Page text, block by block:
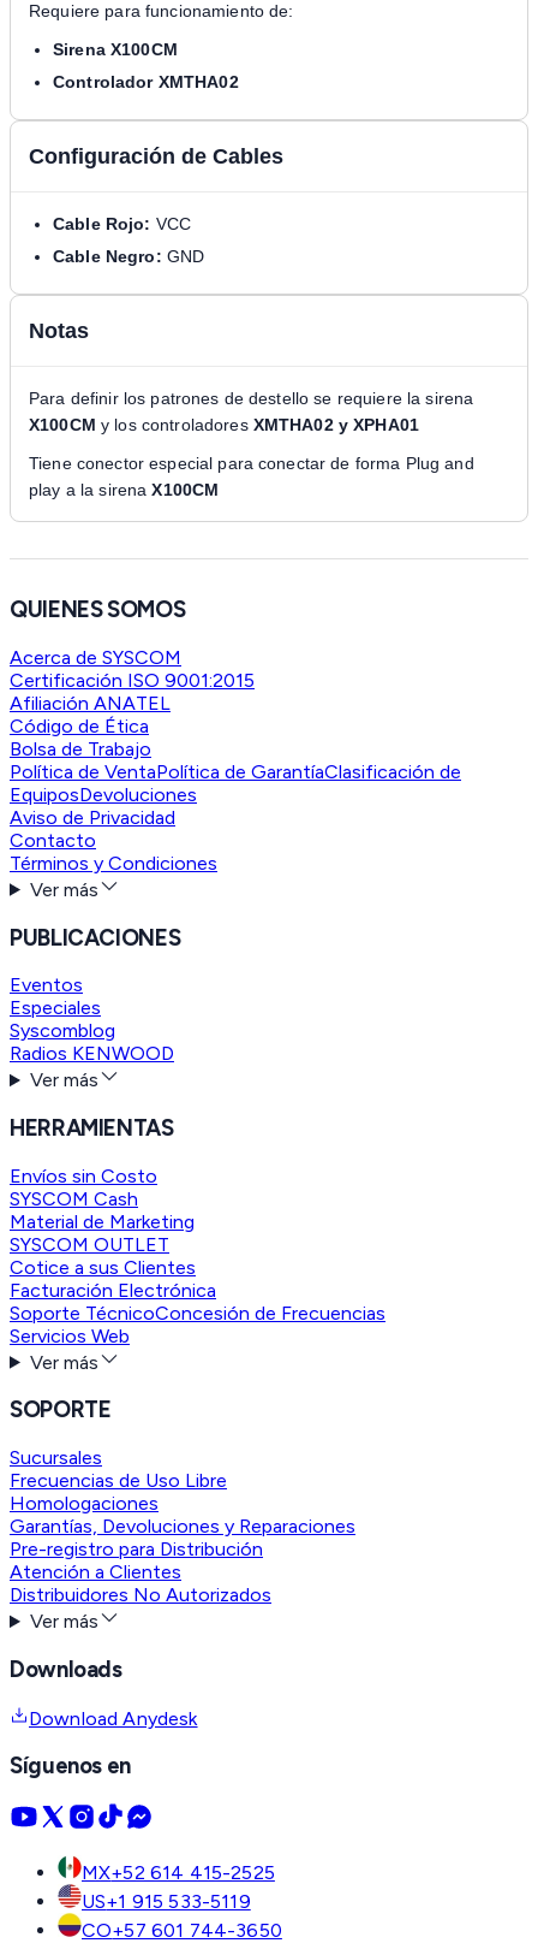
Requiere para funcionamiento de:
Sirena X100CM
Controlador XMTHA02
Configuración de Cables
Cable Rojo: VCC
Cable Negro: GND
Notas
Para definir los patrones de destello se requiere la sirena
X100CM y los controladores XMTHA02 y XPHA01
Tiene conector especial para conectar de forma Plug and
play a la sirenaX100CM
QUIENES SOMOS
Acerca de SYSCOM
Certificación ISO 9001:2015
Afiliación ANATEL
Código de Ética
Bolsa de Trabajo
Política de VentaPolítica de GarantíaClasificación de
EquiposDevoluciones
Aviso de Privacidad
Contacto
Términos y Condiciones
Ver más
PUBLICACIONES
Eventos
Especiales
Syscomblog
Radios KENWOOD
Ver más
HERRAMIENTAS
Envíos sin Costo
SYSCOM Cash
Material de Marketing
SYSCOM OUTLET
Cotice a sus Clientes
Facturación Electrónica
Soporte TécnicoConcesión de Frecuencias
Servicios Web
Ver más
SOPORTE
Sucursales
Frecuencias de Uso Libre
Homologaciones
Garantías, Devoluciones y Reparaciones
Pre-registro para Distribución
Atención a Clientes
Distribuidores No Autorizados
Ver más
Downloads
Download Anydesk
Síguenos en
MX+52 614 415-2525
US+1 915 533-5119
CO+57 601 744-3650